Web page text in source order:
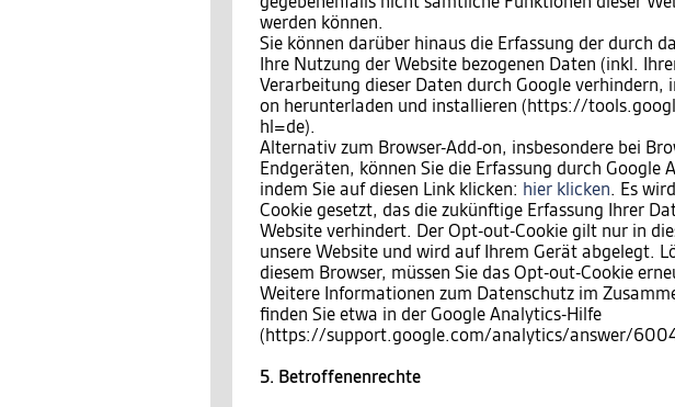
werden können.
Sie können darüber hinaus die Erfassung der durch
Ihre Nutzung der Website bezogenen Daten (inkl.
Verarbeitung dieser Daten durch Google verhindern,
on herunterladen und installieren (https://
hl=de).
Alternativ zum Browser-Add-on, insbesondere bei
Endgeräten, können Sie die Erfassung durch Google
indem Sie auf diesen Link klicken: hier klicken. Es
Cookie gesetzt, das die zukünftige Erfassung Ihrer
Website verhindert. Der Opt-out-Cookie gilt nur in
unsere Website und wird auf Ihrem Gerät abgelegt.
diesem Browser, müssen Sie das Opt-out-Cookie
Weitere Informationen zum Datenschutz im
finden Sie etwa in der Google Analytics-Hilfe
(https://support.google.com/analytics/answer/
5. Betroffenenrechte